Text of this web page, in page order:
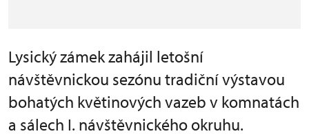
Lysický zámek zahájil letošní
návštěvnickou sezónu tradiční výstavou
bohatých květinových vazeb v komnatách
a sálech I. návštěvnického okruhu.